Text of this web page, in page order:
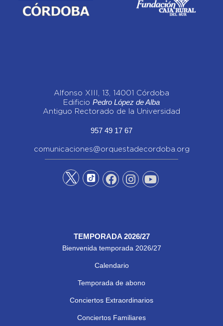
Alfonso XIII, 13, 14001 Córdoba
Edificio Pedro López de Alba
Antiguo Rectorado de la Universidad
957 49 17 67
comunicaciones@orquestadecordoba.org
TEMPORADA 2026/27
Bienvenida temporada 2026/27
Calendario
Temporada de abono
Conciertos Extraordinarios
Conciertos Familiares